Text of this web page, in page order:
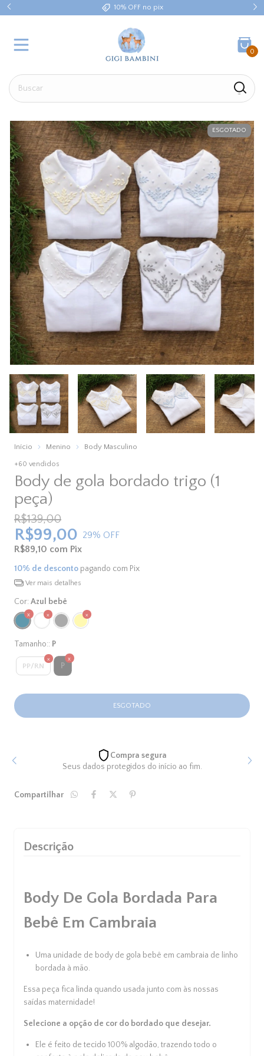
10% OFF no pix
0
ESGOTADO
Início Menino Body Masculino
+60 vendidos
Body de gola bordado trigo (1
peça)
R$139,00
R$99,00 29% OFF
R$89,10 com Pix
10% de desconto pagando com Pix
Ver mais detalhes
Cor: Azul bebê
Tamanho:: P
PP/RN P
Compra segura
Seus dados protegidos do início ao fim.
Compartilhar
Descrição
Body De Gola Bordada Para
Bebê Em Cambraia
Uma unidade de body de gola bebê em cambraia de linho
bordada à mão.
Essa peça fica linda quando usada junto com às nossas
saídas maternidade!
Selecione a opção de cor do bordado que desejar.
Ele é feito de tecido 100% algodão, trazendo todo o